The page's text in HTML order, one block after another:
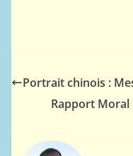
Portrait chinois :
Rapport Moral